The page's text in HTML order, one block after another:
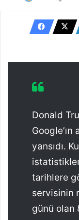
e-
Donald
yansıdı.
tarihlere
servisinin
günü olan